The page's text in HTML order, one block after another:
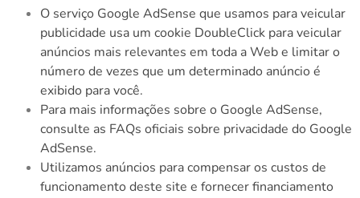
O serviço Google AdSense que usamos para veicular
publicidade usa um cookie DoubleClick para veicular
anúncios mais relevantes em toda a Web e limitar o
número de vezes que um determinado anúncio é
exibido para você.
Para mais informações sobre o Google AdSense,
consulte as FAQs oficiais sobre privacidade do Google
AdSense.
Utilizamos anúncios para compensar os custos de
funcionamento deste site e fornecer financiamento